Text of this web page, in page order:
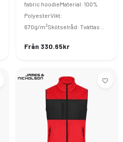
fabric hoodieMaterial: 100%
PolyesterVikt:
670g/m²Skötselråd: Tvättas ..
Från 330.65kr